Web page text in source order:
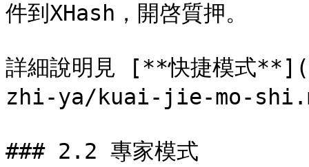
件到XHash，開啓質押。
詳細說明見 [**快捷模式
zhi-ya/kuai-jie-mo-
### 2.2 專家模式